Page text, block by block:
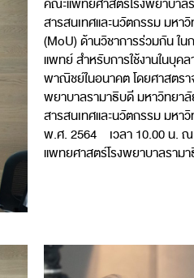
คณะแพทยศาสตร์โรงพยาบาล
สารสนเทศและนวัตกรรม มห
(MoU) ด้านวิชาการร่วมกัน ใ
แพทย์ สำหรับการใช้งานในบุค
พาณิชย์ในอนาคต โดยศาสตร
พยาบาลรามาธิบดี มหาวิทยา
สารสนเทศและนวัตกรรม มหา
พ.ศ. 2564 เวลา 10.00 น. ณ
แพทยศาสตร์โรงพยาบาลราม